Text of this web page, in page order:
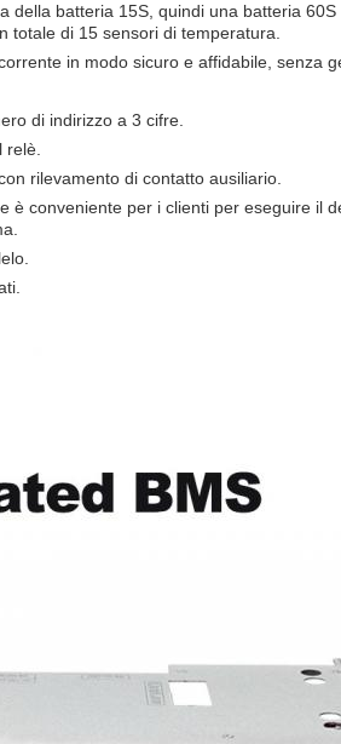
della batteria 15S, quindi una batteria
totale di 15 sensori di temperatura.
in modo sicuro e affidabile, senza
di indirizzo a 3 cifre.
rilevamento di contatto ausiliario.
è conveniente per i clienti per eseguire il